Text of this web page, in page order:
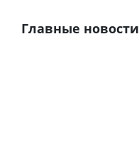
Главные новости